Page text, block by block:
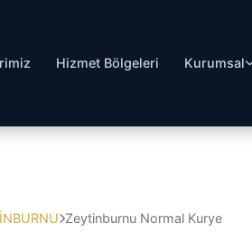
Hizmet Bölgeleri Kurumsal
Zeytinburnu Normal Kurye